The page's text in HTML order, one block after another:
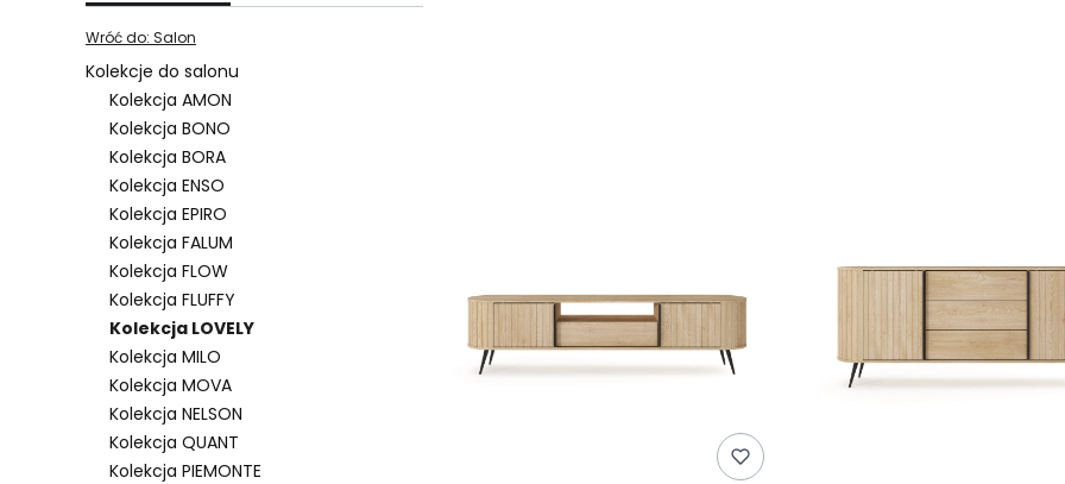
Wróć do: Salon
Kolekcje do salonu
Kolekcja AMON
Kolekcja BONO
Kolekcja BORA
Kolekcja ENSO
Kolekcja EPIRO
Kolekcja FALUM
Kolekcja FLOW
Kolekcja FLUFFY
Kolekcja LOVELY
Kolekcja MILO
Kolekcja MOVA
Kolekcja NELSON
Kolekcja QUANT
Kolekcja PIEMONTE